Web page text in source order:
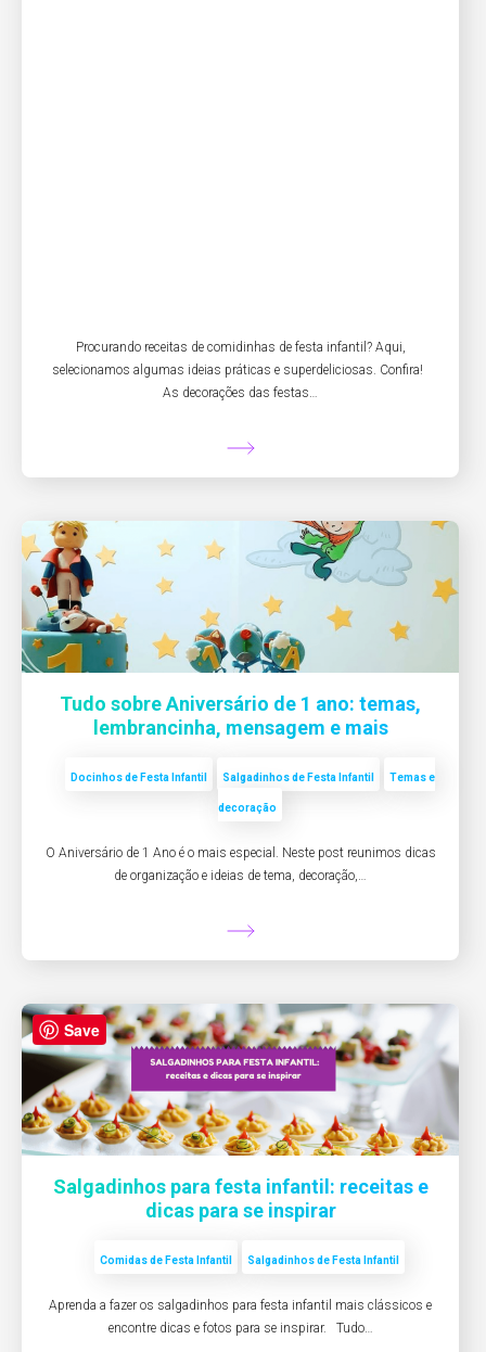
Procurando receitas de comidinhas de festa infantil? Aqui,
selecionamos algumas ideias práticas e superdeliciosas. Confira!
As decorações das festas…
Tudo sobre Aniversário de 1 ano: temas,
lembrancinha, mensagem e mais
Docinhos de Festa Infantil Salgadinhos de Festa Infantil Temas e
decoração
O Aniversário de 1 Ano é o mais especial. Neste post reunimos dicas
de organização e ideias de tema, decoração,…
Salgadinhos para festa infantil: receitas e
dicas para se inspirar
Comidas de Festa Infantil Salgadinhos de Festa Infantil
Aprenda a fazer os salgadinhos para festa infantil mais clássicos e
encontre dicas e fotos para se inspirar. Tudo…
Save